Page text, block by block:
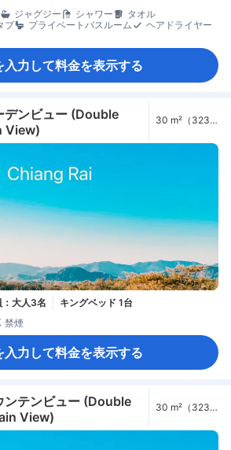
ジャグジー シャワー
タオル
ブ プライベートバスルーム
ヘアドライヤー
入力して料金を表示する
ンビュー (Double
View)
30 m²（323
：大人3名
キングベッド 1台
禁煙
入力して料金を表示する
テンビュー (Double
View)
30 m²（323